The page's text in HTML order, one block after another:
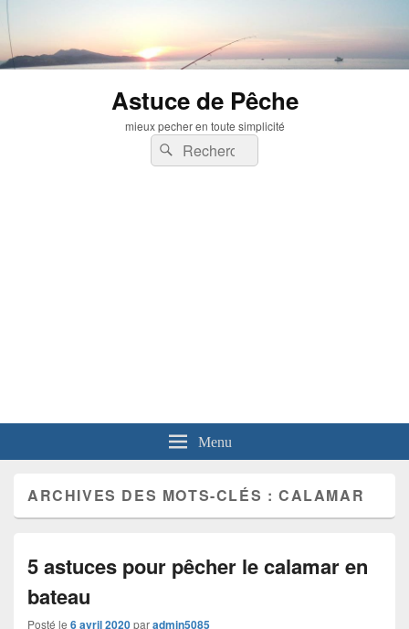
Astuce de Pêche
mieux pecher en toute simplicité
Recherche :
Rechercher
Menu
ARCHIVES DES MOTS-CLÉS :CALAMAR
5 astuces pour pêcher le calamar en
bateau
Posté le 6 avril 2020paradmin5085